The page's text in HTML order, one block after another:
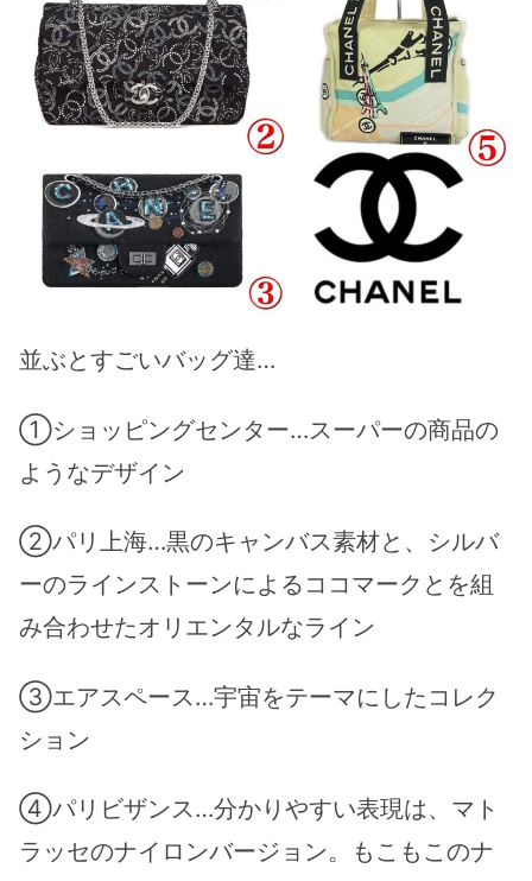
並ぶとすごいバッグ達…
①ショッピングセンター…スーパーの商品の
ようなデザイン
②パリ上海…黒のキャンバス素材と、シルバ
ーのラインストーンによるココマークとを組
み合わせたオリエンタルなライン
③エアスペース…宇宙をテーマにしたコレク
ション
④パリビザンス…分かりやすい表現は、マト
ラッセのナイロンバージョン。もこもこのナ